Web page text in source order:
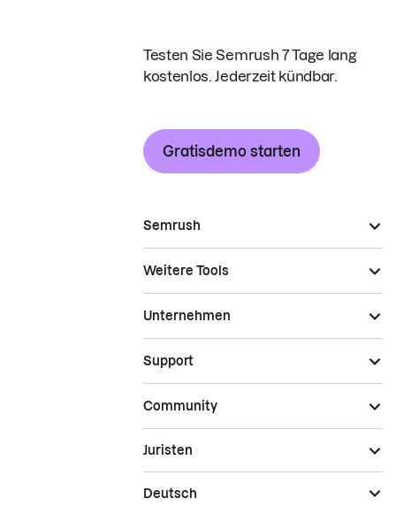
Testen Sie Semrush 7 Tage lang
kostenlos. Jederzeit kündbar.
Gratisdemo starten
Semrush
Weitere Tools
Unternehmen
Support
Community
Juristen
Deutsch